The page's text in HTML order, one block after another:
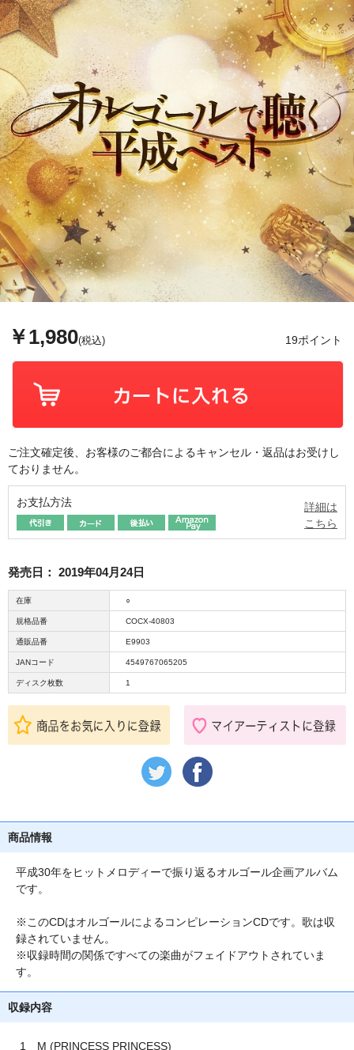
￥1,980(税込) 19ポイント
ご注文確定後、お客様のご都合によるキャンセル・返品はお受けし
ておりません。
お支払方法
詳細は
こちら
発売日： 2019年04月24日
在庫 ○
規格品番 COCX-40803
通販品番 E9903
JANコード 4549767065205
ディスク枚数 1
商品情報
平成30年をヒットメロディーで振り返るオルゴール企画アルバム
です。
※このCDはオルゴールによるコンピレーションCDです。歌は収
録されていません。
※収録時間の関係ですべての楽曲がフェイドアウトされていま
す。
収録内容
1 M (PRINCESS PRINCESS)